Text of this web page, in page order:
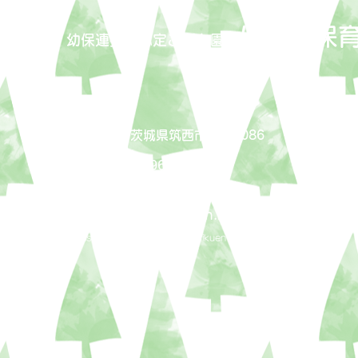
​幼保連携型認定こども園 はぐろ保
〒308-0051 茨城県筑西市岡芹2086
ＴＥＬ：0296-24-9131
shisen@vesta.ocn.ne.jp
ShisenFukushikai HaguroHoikuen all rights reserved.